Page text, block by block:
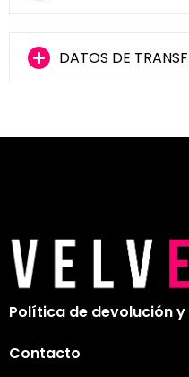
DATOS DE
Política de devolución
Contacto